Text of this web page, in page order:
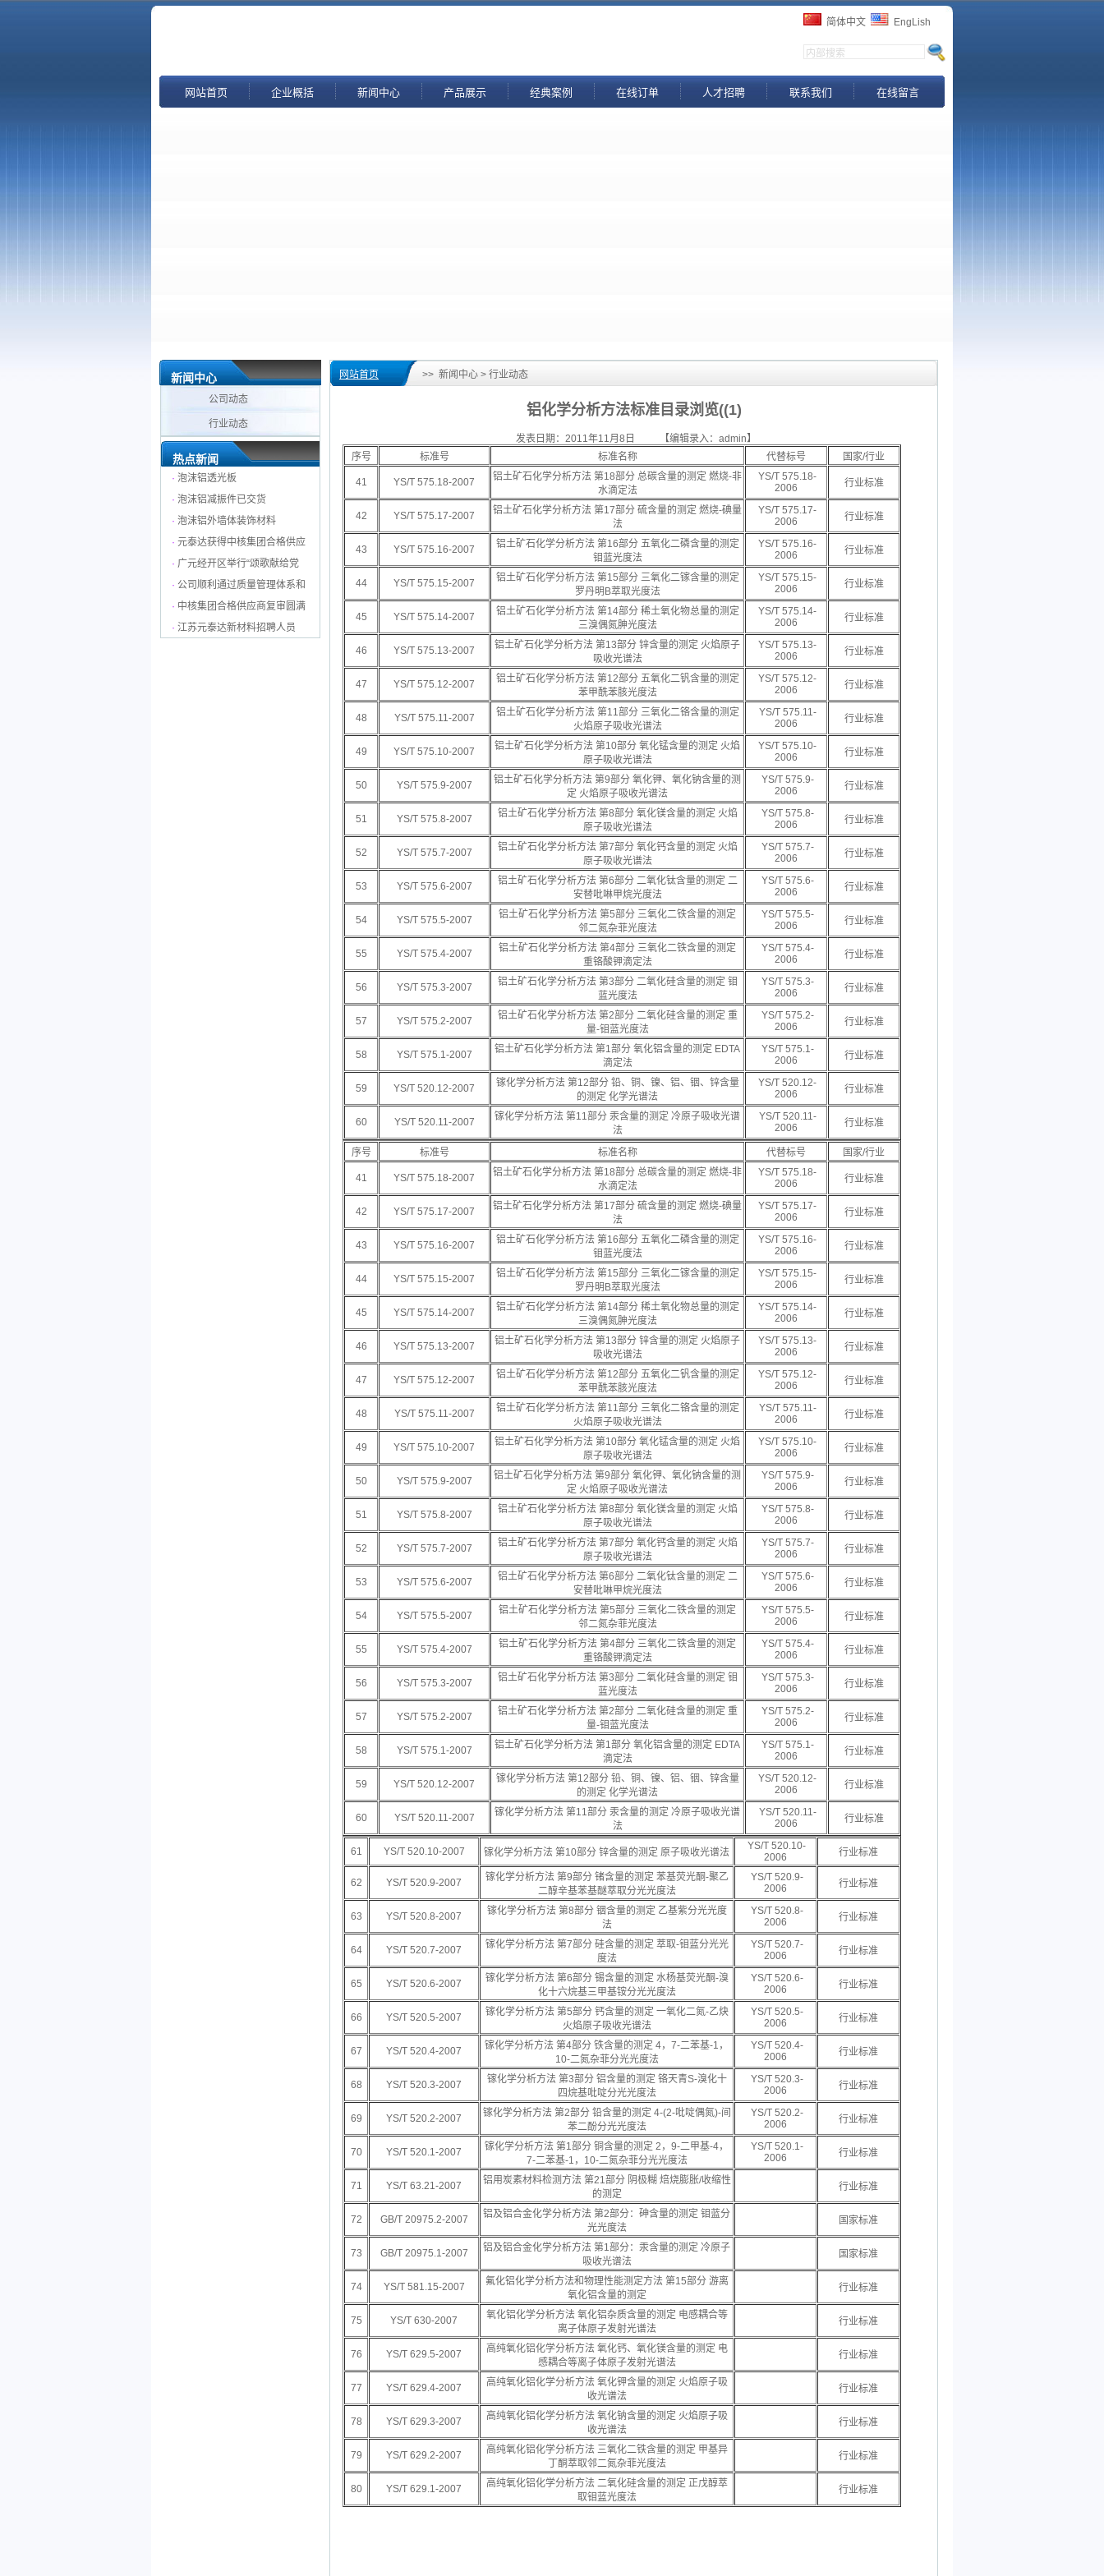
简体中文 EngLish
网站首页 企业概括 新闻中心 产品展示 经典案例 在线订单 人才招聘 联系我们 在线留言
新闻中心
公司动态
行业动态
热点新闻
· 泡沫铝透光板
· 泡沫铝减振件已交货
· 泡沫铝外墙体装饰材料
· 元泰达获得中核集团合格供应
· 广元经开区举行“颂歌献给党
· 公司顺利通过质量管理体系和
· 中核集团合格供应商复审圆满
· 江苏元泰达新材料招聘人员
网站首页 >> 新闻中心 > 行业动态
铝化学分析方法标准目录浏览((1)
发表日期：2011年11月8日 【编辑录入：admin】
序号
标准号 标准名称 代替标号 国家/行业
41 YS/T 575.18-2007
铝土矿石化学分析方法 第18部分 总碳含量的测定 燃烧-非
水滴定法
YS/T 575.18-
2006
行业标准
42 YS/T 575.17-2007
铝土矿石化学分析方法 第17部分 硫含量的测定 燃烧-碘量
法
YS/T 575.17-
2006
行业标准
43 YS/T 575.16-2007
铝土矿石化学分析方法 第16部分 五氧化二磷含量的测定
钼蓝光度法
YS/T 575.16-
2006
行业标准
44 YS/T 575.15-2007
铝土矿石化学分析方法 第15部分 三氧化二镓含量的测定
罗丹明B萃取光度法
YS/T 575.15-
2006
行业标准
45 YS/T 575.14-2007
铝土矿石化学分析方法 第14部分 稀土氧化物总量的测定
三溴偶氮胂光度法
YS/T 575.14-
2006
行业标准
46 YS/T 575.13-2007
铝土矿石化学分析方法 第13部分 锌含量的测定 火焰原子
吸收光谱法
YS/T 575.13-
2006
行业标准
47 YS/T 575.12-2007
铝土矿石化学分析方法 第12部分 五氧化二钒含量的测定
苯甲酰苯胲光度法
YS/T 575.12-
2006
行业标准
48 YS/T 575.11-2007
铝土矿石化学分析方法 第11部分 三氧化二铬含量的测定
火焰原子吸收光谱法
YS/T 575.11-
2006
行业标准
49 YS/T 575.10-2007
铝土矿石化学分析方法 第10部分 氧化锰含量的测定 火焰
原子吸收光谱法
YS/T 575.10-
2006
行业标准
50 YS/T 575.9-2007
铝土矿石化学分析方法 第9部分 氧化钾、氧化钠含量的测
定 火焰原子吸收光谱法
YS/T 575.9-
2006
行业标准
51 YS/T 575.8-2007
铝土矿石化学分析方法 第8部分 氧化镁含量的测定 火焰
原子吸收光谱法
YS/T 575.8-
2006
行业标准
52 YS/T 575.7-2007
铝土矿石化学分析方法 第7部分 氧化钙含量的测定 火焰
原子吸收光谱法
YS/T 575.7-
2006
行业标准
53 YS/T 575.6-2007
铝土矿石化学分析方法 第6部分 二氧化钛含量的测定 二
安替吡啉甲烷光度法
YS/T 575.6-
2006
行业标准
54 YS/T 575.5-2007
铝土矿石化学分析方法 第5部分 三氧化二铁含量的测定
邻二氮杂菲光度法
YS/T 575.5-
2006
行业标准
55 YS/T 575.4-2007
铝土矿石化学分析方法 第4部分 三氧化二铁含量的测定
重铬酸钾滴定法
YS/T 575.4-
2006
行业标准
56 YS/T 575.3-2007
铝土矿石化学分析方法 第3部分 二氧化硅含量的测定 钼
蓝光度法
YS/T 575.3-
2006
行业标准
57 YS/T 575.2-2007
铝土矿石化学分析方法 第2部分 二氧化硅含量的测定 重
量-钼蓝光度法
YS/T 575.2-
2006
行业标准
58 YS/T 575.1-2007
铝土矿石化学分析方法 第1部分 氧化铝含量的测定 EDTA
滴定法
YS/T 575.1-
2006
行业标准
59 YS/T 520.12-2007
镓化学分析方法 第12部分 铅、铜、镍、铝、铟、锌含量
的测定 化学光谱法
YS/T 520.12-
2006
行业标准
60 YS/T 520.11-2007
镓化学分析方法 第11部分 汞含量的测定 冷原子吸收光谱
法
YS/T 520.11-
2006
行业标准
序号 标准号 标准名称 代替标号 国家/行业
41 YS/T 575.18-2007
铝土矿石化学分析方法 第18部分 总碳含量的测定 燃烧-非
水滴定法
YS/T 575.18-
2006
行业标准
42 YS/T 575.17-2007
铝土矿石化学分析方法 第17部分 硫含量的测定 燃烧-碘量
法
YS/T 575.17-
2006
行业标准
43 YS/T 575.16-2007
铝土矿石化学分析方法 第16部分 五氧化二磷含量的测定
钼蓝光度法
YS/T 575.16-
2006
行业标准
44 YS/T 575.15-2007
铝土矿石化学分析方法 第15部分 三氧化二镓含量的测定
罗丹明B萃取光度法
YS/T 575.15-
2006
行业标准
45 YS/T 575.14-2007
铝土矿石化学分析方法 第14部分 稀土氧化物总量的测定
三溴偶氮胂光度法
YS/T 575.14-
2006
行业标准
46 YS/T 575.13-2007
铝土矿石化学分析方法 第13部分 锌含量的测定 火焰原子
吸收光谱法
YS/T 575.13-
2006
行业标准
47 YS/T 575.12-2007
铝土矿石化学分析方法 第12部分 五氧化二钒含量的测定
苯甲酰苯胲光度法
YS/T 575.12-
2006
行业标准
48 YS/T 575.11-2007
铝土矿石化学分析方法 第11部分 三氧化二铬含量的测定
火焰原子吸收光谱法
YS/T 575.11-
2006
行业标准
49 YS/T 575.10-2007
铝土矿石化学分析方法 第10部分 氧化锰含量的测定 火焰
原子吸收光谱法
YS/T 575.10-
2006
行业标准
50 YS/T 575.9-2007
铝土矿石化学分析方法 第9部分 氧化钾、氧化钠含量的测
定 火焰原子吸收光谱法
YS/T 575.9-
2006
行业标准
51 YS/T 575.8-2007
铝土矿石化学分析方法 第8部分 氧化镁含量的测定 火焰
原子吸收光谱法
YS/T 575.8-
2006
行业标准
52 YS/T 575.7-2007
铝土矿石化学分析方法 第7部分 氧化钙含量的测定 火焰
原子吸收光谱法
YS/T 575.7-
2006
行业标准
53 YS/T 575.6-2007
铝土矿石化学分析方法 第6部分 二氧化钛含量的测定 二
安替吡啉甲烷光度法
YS/T 575.6-
2006
行业标准
54 YS/T 575.5-2007
铝土矿石化学分析方法 第5部分 三氧化二铁含量的测定
邻二氮杂菲光度法
YS/T 575.5-
2006
行业标准
55 YS/T 575.4-2007
铝土矿石化学分析方法 第4部分 三氧化二铁含量的测定
重铬酸钾滴定法
YS/T 575.4-
2006
行业标准
56 YS/T 575.3-2007
铝土矿石化学分析方法 第3部分 二氧化硅含量的测定 钼
蓝光度法
YS/T 575.3-
2006
行业标准
57 YS/T 575.2-2007
铝土矿石化学分析方法 第2部分 二氧化硅含量的测定 重
量-钼蓝光度法
YS/T 575.2-
2006
行业标准
58 YS/T 575.1-2007
铝土矿石化学分析方法 第1部分 氧化铝含量的测定 EDTA
滴定法
YS/T 575.1-
2006
行业标准
59 YS/T 520.12-2007
镓化学分析方法 第12部分 铅、铜、镍、铝、铟、锌含量
的测定 化学光谱法
YS/T 520.12-
2006
行业标准
60 YS/T 520.11-2007
镓化学分析方法 第11部分 汞含量的测定 冷原子吸收光谱
法
YS/T 520.11-
2006
行业标准
61 YS/T 520.10-2007 镓化学分析方法 第10部分 锌含量的测定 原子吸收光谱法
YS/T 520.10-
2006
行业标准
62 YS/T 520.9-2007
镓化学分析方法 第9部分 锗含量的测定 苯基荧光酮-聚乙
二醇辛基苯基醚萃取分光光度法
YS/T 520.9-
2006
行业标准
63 YS/T 520.8-2007
镓化学分析方法 第8部分 铟含量的测定 乙基紫分光光度
法
YS/T 520.8-
2006
行业标准
64 YS/T 520.7-2007
镓化学分析方法 第7部分 硅含量的测定 萃取-钼蓝分光光
度法
YS/T 520.7-
2006
行业标准
65 YS/T 520.6-2007
镓化学分析方法 第6部分 锡含量的测定 水杨基荧光酮-溴
化十六烷基三甲基铵分光光度法
YS/T 520.6-
2006
行业标准
66 YS/T 520.5-2007
镓化学分析方法 第5部分 钙含量的测定 一氧化二氮-乙炔
火焰原子吸收光谱法
YS/T 520.5-
2006
行业标准
67 YS/T 520.4-2007
镓化学分析方法 第4部分 铁含量的测定 4，7-二苯基-1，
10-二氮杂菲分光光度法
YS/T 520.4-
2006
行业标准
68 YS/T 520.3-2007
镓化学分析方法 第3部分 铝含量的测定 铬天青S-溴化十
四烷基吡啶分光光度法
YS/T 520.3-
2006
行业标准
69 YS/T 520.2-2007
镓化学分析方法 第2部分 铅含量的测定 4-(2-吡啶偶氮)-间
苯二酚分光光度法
YS/T 520.2-
2006
行业标准
70 YS/T 520.1-2007
镓化学分析方法 第1部分 铜含量的测定 2，9-二甲基-4，
7-二苯基-1，10-二氮杂菲分光光度法
YS/T 520.1-
2006
行业标准
71 YS/T 63.21-2007
铝用炭素材料检测方法 第21部分 阴极糊 焙烧膨胀/收缩性
的测定
行业标准
72 GB/T 20975.2-2007
铝及铝合金化学分析方法 第2部分：砷含量的测定 钼蓝分
光光度法
国家标准
73 GB/T 20975.1-2007
铝及铝合金化学分析方法 第1部分：汞含量的测定 冷原子
吸收光谱法
国家标准
74 YS/T 581.15-2007
氟化铝化学分析方法和物理性能测定方法 第15部分 游离
氧化铝含量的测定
行业标准
75 YS/T 630-2007
氧化铝化学分析方法 氧化铝杂质含量的测定 电感耦合等
离子体原子发射光谱法
行业标准
76 YS/T 629.5-2007
高纯氧化铝化学分析方法 氧化钙、氧化镁含量的测定 电
感耦合等离子体原子发射光谱法
行业标准
77 YS/T 629.4-2007
高纯氧化铝化学分析方法 氧化钾含量的测定 火焰原子吸
收光谱法
行业标准
78 YS/T 629.3-2007
高纯氧化铝化学分析方法 氧化钠含量的测定 火焰原子吸
收光谱法
行业标准
79 YS/T 629.2-2007
高纯氧化铝化学分析方法 三氧化二铁含量的测定 甲基异
丁酮萃取邻二氮杂菲光度法
行业标准
80 YS/T 629.1-2007
高纯氧化铝化学分析方法 二氧化硅含量的测定 正戊醇萃
取钼蓝光度法
行业标准